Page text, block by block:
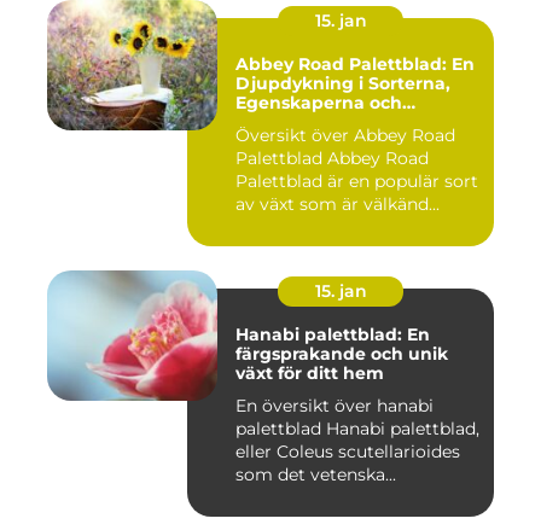
15. jan
Abbey Road Palettblad: En
Djupdykning i Sorterna,
Egenskaperna och
Historien
Översikt över Abbey Road
Palettblad Abbey Road
Palettblad är en populär sort
av växt som är välkänd...
15. jan
Hanabi palettblad: En
färgsprakande och unik
växt för ditt hem
En översikt över hanabi
palettblad Hanabi palettblad,
eller Coleus scutellarioides
som det vetenska...